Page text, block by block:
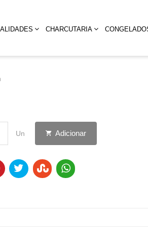
CHARCUTARIA
ENCHIDOS
Un Adicionar